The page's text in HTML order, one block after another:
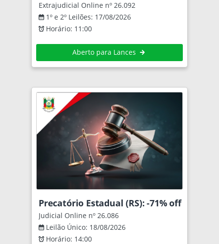
Extrajudicial Online nº 26.092
1º e 2º Leilões: 17/08/2026
Horário: 11:00
Aberto para Lances
Precatório Estadual (RS): -71% off
Judicial Online nº 26.086
Leilão Único: 18/08/2026
Horário: 14:00